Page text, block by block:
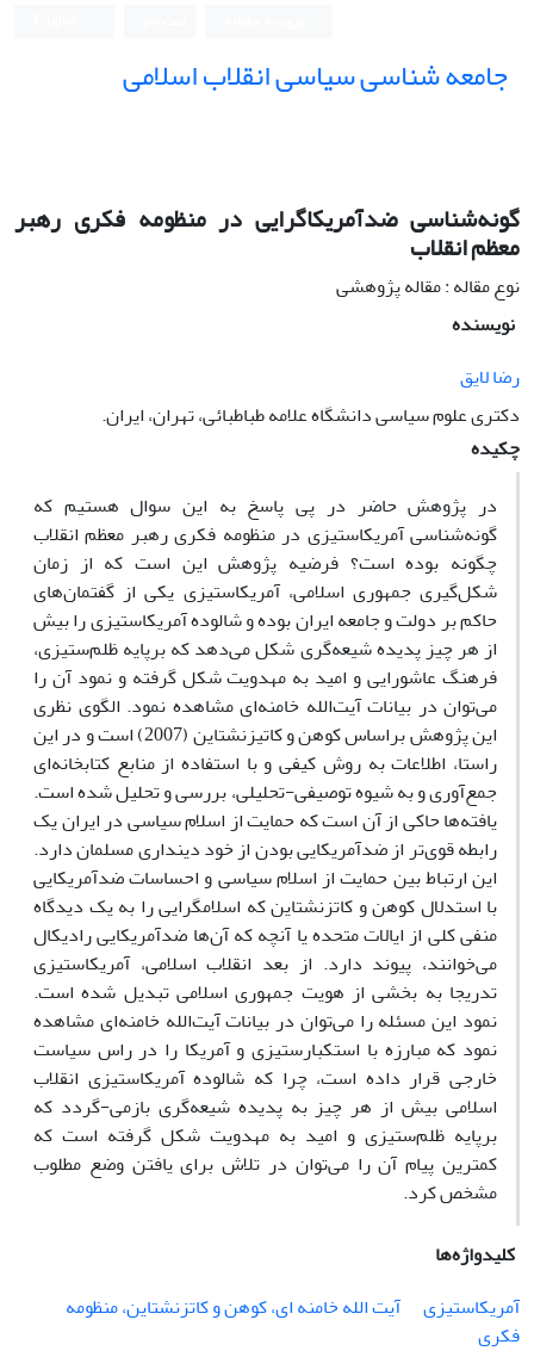
جامعه شناسی سیاسی انقلاب اسلامی
گونه‌شناسی ضدآمریکاگرایی در منظومه فکری رهبر
معظم انقلاب
نوع مقاله : مقاله پژوهشی
نویسنده
رضا لایق
دکتری علوم سیاسی دانشگاه علامه طباطبائی، تهران، ایران.
چکیده
در پژوهش حاضر در پی پاسخ به این سوال هستیم که
گونه‌شناسی آمریکاستیزی در منظومه فکری رهبر معظم انقلاب
چگونه بوده است؟ فرضیه پژوهش این است که از زمان
شکل‌گیری جمهوری اسلامی، آمریکاستیزی یکی از گفتمان‌های
حاکم بر دولت و جامعه ایران بوده و شالوده آمریکاستیزی را بیش
از هر چیز پدیده شیعه‌گری شکل می‌دهد که برپایه ظلم‌ستیزی،
فرهنگ عاشورایی و امید به مهدویت شکل گرفته و نمود آن را
می‌توان در بیانات آیت‌الله خامنه‌ای مشاهده نمود. الگوی نظری
این پژوهش براساس کوهن و کاتیزنشتاین (2007) است و در این
راستا، اطلاعات به روش کیفی و با استفاده از منابع کتابخانه‌ای
جمع‌آوری و به شیوه توصیفی-تحلیلی، بررسی و تحلیل شده است.
یافته‌ها حاکی از آن است که حمایت از اسلام سیاسی در ایران یک
رابطه قوی‌تر از ضدآمریکایی بودن از خود دینداری مسلمان دارد.
این ارتباط بین حمایت از اسلام سیاسی و احساسات ضدآمریکایی
با استدلال کوهن و کاتزنشتاین که اسلامگرایی را به یک دیدگاه
منفی کلی از ایالات متحده یا آنچه که آن‌ها ضدآمریکایی رادیکال
می‌خوانند، پیوند دارد. از بعد انقلاب اسلامی، آمریکاستیزی
تدریجا به بخشی از هویت جمهوری اسلامی تبدیل شده است.
نمود این مسئله را می‌توان در بیانات آیت‌الله خامنه‌ای مشاهده
نمود که مبارزه با استکبارستیزی و آمریکا را در راس سیاست
خارجی قرار داده است، چرا که شالوده آمریکاستیزی انقلاب
اسلامی بیش از هر چیز به پدیده شیعه‌گری بازمی-گردد که
برپایه ظلم‌ستیزی و امید به مهدویت شکل گرفته است که
کمترین پیام آن را می‌توان در تلاش برای یافتن وضع مطلوب
مشخص کرد.
کلیدواژه‌ها
آمریکاستیزی
آیت الله خامنه ای، کوهن و کاتزنشتاین، منظومه
فکری